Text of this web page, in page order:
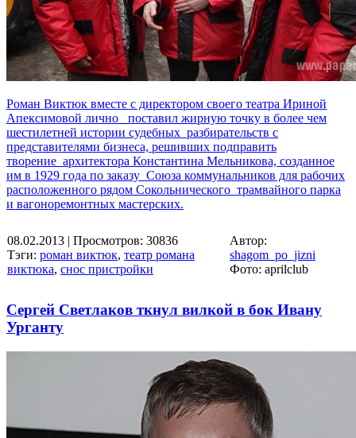
Роман Виктюк вместе с директором своего театра Ириной
Апексимовой лично поставил жирную точку в более чем
шестилетней истории судебных разбирательств с
представителями бизнеса, решивших подправить
творение архитектора Константина Мельникова, созданное
им в 1929 года по заказу Союза коммунальников для рабочих
расположенного рядом Сокольнического трамвайного парка
и вагоноремонтных мастерских.
08.02.2013 | Просмотров: 30836
Тэги: роман виктюк, театр романа
виктюка, снос пристройки
Автор:
shagom_po_jizni
Фото: aprilclub
Сергей Светлаков ткнул вилкой в бок Ивану
Урганту